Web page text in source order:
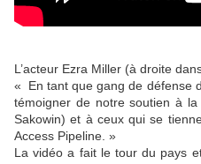
L’acteur Ezra Miller (à droite
« En tant que gang de défense
témoigner de notre soutien à
Sakowin) et à ceux qui se
Access Pipeline. »
La vidéo a fait le tour du pays